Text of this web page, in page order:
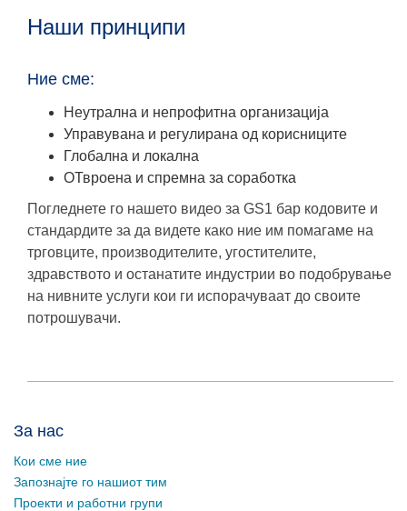
Наши принципи
Ние сме:
Неутрална и непрофитна организација
Управувана и регулирана од корисниците
Глобална и локална
ОТвроена и спремна за соработка
Погледнете го нашето видео за GS1 бар кодовите и
стандардите за да видете како ние им помагаме на
трговците, производителите, угостителите,
здравството и останатите индустрии во подобрување
на нивните услуги кои ги испорачуваат до своите
потрошувачи.
За нас
Кои сме ние
Запознајте го нашиот тим
Проекти и работни групи